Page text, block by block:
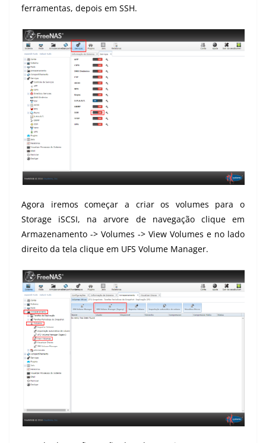
ferramentas, depois em SSH.
Agora iremos começar a criar os volumes para o
Storage iSCSI, na arvore de navegação clique em
Armazenamento -> Volumes -> View Volumes e no lado
direito da tela clique em UFS Volume Manager.